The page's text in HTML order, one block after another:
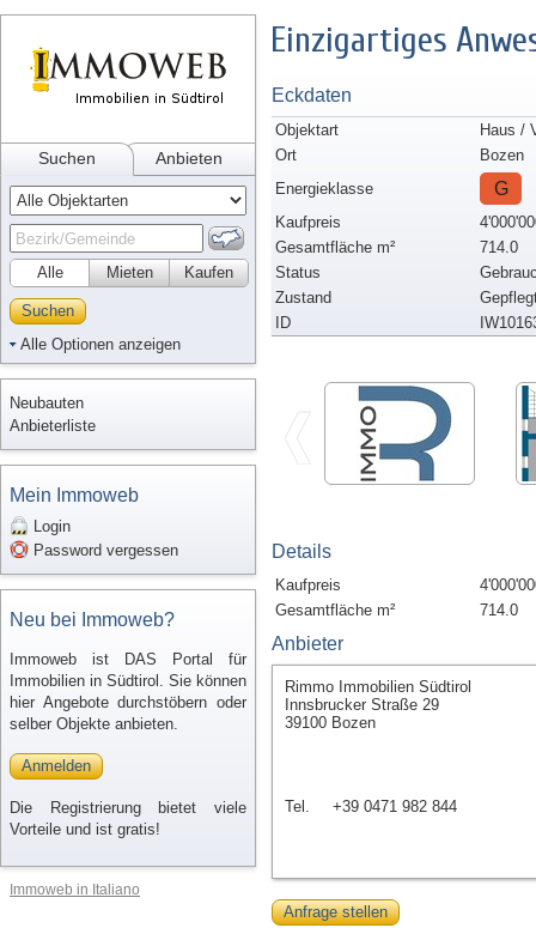
Suchen Anbieten
Alle Kaufen
Mieten
Suchen
Alle Optionen anzeigen
Neubauten
Anbieterliste
Mein Immoweb
Login
Password vergessen
Neu bei Immoweb?
Immoweb ist DAS Portal für
Immobilien in Südtirol. Sie können
hier Angebote durchstöbern oder
selber Objekte anbieten.
Anmelden
Die Registrierung bietet viele
Vorteile und ist gratis!
Immoweb in Italiano
Einzigartiges
Eckdaten
Objektart
Haus /
Ort
Bozen
Energieklasse
G
Kaufpreis
Gesamtfläche m²
714.0
Status
Zustand
ID
Details
Kaufpreis
Gesamtfläche m²
714.0
Anbieter
Rimmo Immobilien Südtirol
Innsbrucker Straße 29
39100 Bozen
Tel. +39 0471 982 844
Anfrage stellen